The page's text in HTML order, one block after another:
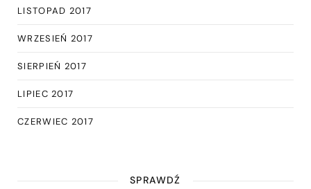
LISTOPAD 2017
WRZESIEŃ 2017
SIERPIEŃ 2017
LIPIEC 2017
CZERWIEC 2017
SPRAWDŹ